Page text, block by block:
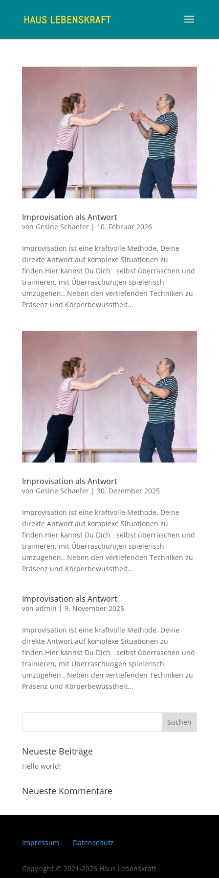
Improvisation als Antwort
von Gesine Schaefer| 10. Februar 2026
Improvisation ist eine kraftvolle Methode, Deine
direkte Antwort auf komplexe Situationen zu
finden.Hier kannst Du Dich selbst überraschen und
trainieren, mit Überraschungen spielerisch
umzugehen.. Neben den vertiefenden Techniken zu
Präsenz und Körperbewusstheit...
Improvisation als Antwort
von Gesine Schaefer| 30. Dezember 2025
Improvisation ist eine kraftvolle Methode, Deine
direkte Antwort auf komplexe Situationen zu
finden.Hier kannst Du Dich selbst überraschen und
trainieren, mit Überraschungen spielerisch
umzugehen.. Neben den vertiefenden Techniken zu
Präsenz und Körperbewusstheit...
Improvisation als Antwort
von admin | 9. November 2025
Improvisation ist eine kraftvolle Methode, Deine
direkte Antwort auf komplexe Situationen zu
finden.Hier kannst Du Dich selbst überraschen und
trainieren, mit Überraschungen spielerisch
umzugehen.. Neben den vertiefenden Techniken zu
Präsenz und Körperbewusstheit...
Neueste Beiträge
Hello world!
Neueste Kommentare
Impressum Datenschutz
Copyright © 2021-2026 Haus Lebenskraft